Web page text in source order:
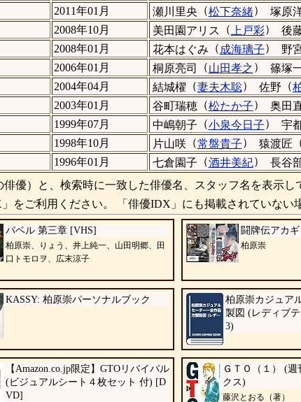
2011年01月 瀬川里央 （松下奈緒） 塚原
2008年10月 美田園アリス （ 上戸彩） 後
2008年01月 花本はぐみ （ 成海璃子） 野
2006年01月 桐原亮司 （山田孝之 ） 篠塚
2004年04月 結城櫂 （妻夫木聡） 佐野 （
2003年01月 谷町瑞穂（松たか子） 奥田
1999年07月 中嶋朝子 （小泉今日子） 宇
1998年10月 片山咲（常盤貴子） 猿渡匠
1996年01月 七倉園子 （酒井美紀） 長谷
優）と、検索時に一致した俳優名、スタッフ名を表示し
ご利用ください。 「俳優IDX」にも掲載されていない
バベル 第三章 [VHS]
柏原崇、りょう、井上純一、山田明郷、田
口トモロヲ、広末涼子
闘牌伝アカ
柏原崇
KASSY: 柏原崇パーソナルブック
柏原崇カジュア
製図 (レディブ
3)
【Amazon.co.jp限定】GTOリバイバル
(ビジュアルシート４枚セット 付) [D
VD]
ＧＴＯ（１） (
クス)
藤沢とおる（著）